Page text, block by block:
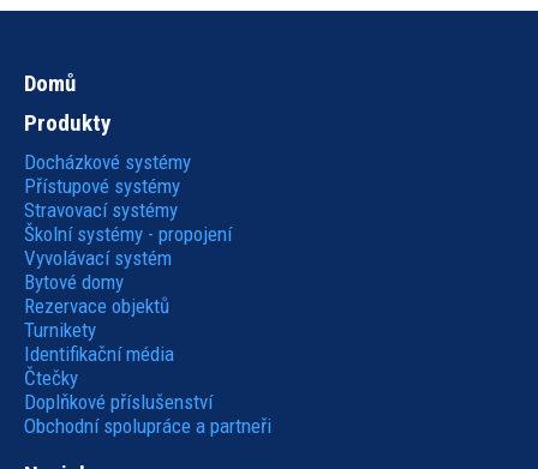
Hlavní
navigace
Domů
Produkty
Docházkové systémy
Přístupové systémy
Stravovací systémy
Školní systémy - propojení
Vyvolávací systém
Bytové domy
Rezervace objektů
Turnikety
Identifikační média
Čtečky
Doplňkové příslušenství
Obchodní spolupráce a partneři